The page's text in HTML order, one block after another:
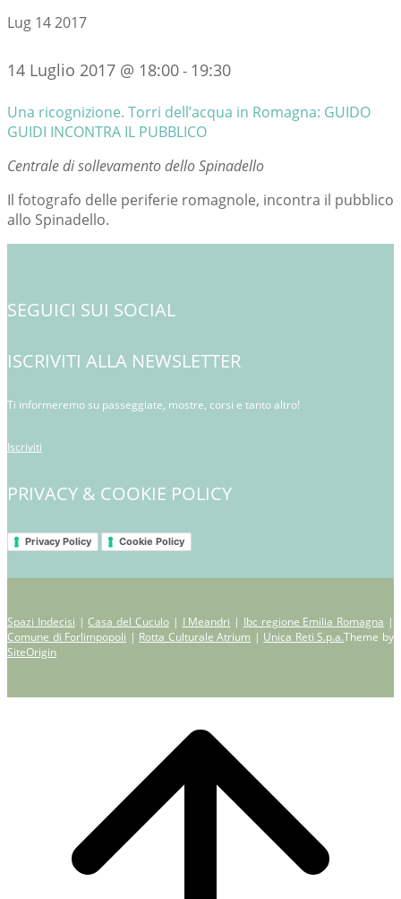
Lug 142017
14 Luglio 2017 @ 18:00- 19:30
Una ricognizione. Torri dell’acqua in Romagna: GUIDO
GUIDI INCONTRA IL PUBBLICO
Centrale di sollevamento dello Spinadello
Il fotografo delle periferie romagnole, incontra il pubblico
allo Spinadello.
SEGUICI SUI SOCIAL
ISCRIVITI ALLA NEWSLETTER
Ti informeremo su passeggiate, mostre, corsi e tanto altro!
Iscriviti
PRIVACY & COOKIE POLICY
Privacy Policy Cookie Policy
Spazi Indecisi |Casa del Cuculo| I Meandri | Ibc regione Emilia Romagna |
Comune di Forlimpopoli | Rotta Culturale Atrium | Unica Reti S.p.a.Theme by
SiteOrigin